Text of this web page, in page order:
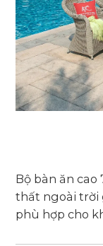
Bộ bàn ăn cao
thất ngoài trời
phù hợp cho